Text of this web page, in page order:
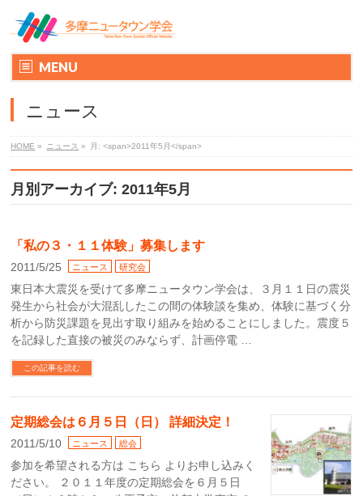
MENU
ニュース
HOME » ニュース » 月: <span>2011年5月</span>
月別アーカイブ: 2011年5月
「私の３・１１体験」募集します
2011/5/25 ニュース 研究会
東日本大震災を受けて多摩ニュータウン学会は、３月１１日の震災
発生から社会が大混乱したこの間の体験談を集め、体験に基づく分
析から防災課題を見出す取り組みを始めることにしました。震度５
を記録した直接の被災のみならず、計画停電 …
この記事を読む
定期総会は６月５日（日） 詳細決定！
2011/5/10 ニュース 総会
参加を希望される方は こちら よりお申し込みく
ださい。 ２０１１年度の定期総会を６月５日